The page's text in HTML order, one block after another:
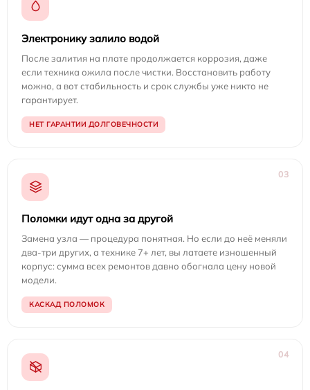
Электронику залило водой
После залития на плате продолжается коррозия, даже
если техника ожила после чистки. Восстановить работу
можно, а вот стабильность и срок службы уже никто не
гарантирует.
НЕТ ГАРАНТИИ ДОЛГОВЕЧНОСТИ
03
Поломки идут одна за другой
Замена узла — процедура понятная. Но если до неё меняли
два-три других, а технике 7+ лет, вы латаете изношенный
корпус: сумма всех ремонтов давно обогнала цену новой
модели.
КАСКАД ПОЛОМОК
04